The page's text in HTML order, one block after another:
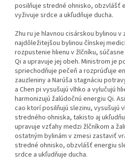
posilňuje stredné ohnisko, obzvlášť
vyživuje srdce a ukľudňuje ducha.
Zhu ru je hlavnou cisárskou bylinou v
najdôležitejšou bylinou čínskej
rozpustenie hlienu v žlčníku,
Qi a upravuje jej obeh. Ministrom je
spriechodňuje pečeň a rozprúďuje
zauzleniny a Narúša stagnáciu
a Chen pi vysušujú vlhko a vylučujú
harmonizujú žalúdočnú energiu Qi.
cao ktorí posilňujú slezinu, vysušujú
stredného ohniska, takisto aj
upravuje vzťahy medzi žlčníkom a
ostatným bylinám v zmesi zastaviť
stredné ohnisko, obzvlášť energiu
srdce a ukľudňuje ducha.